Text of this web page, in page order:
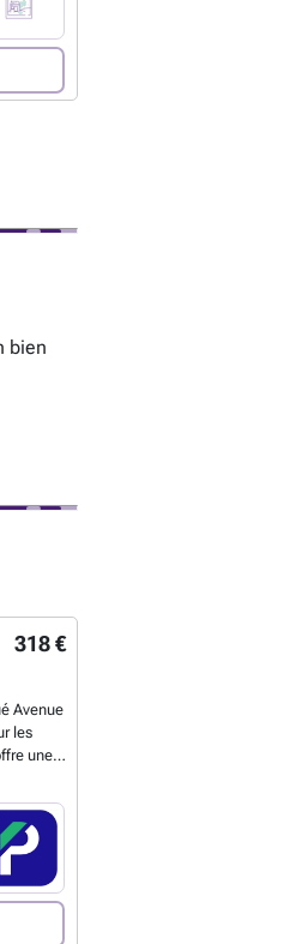
bien
318 €
Avenue
les
une
direct
parking